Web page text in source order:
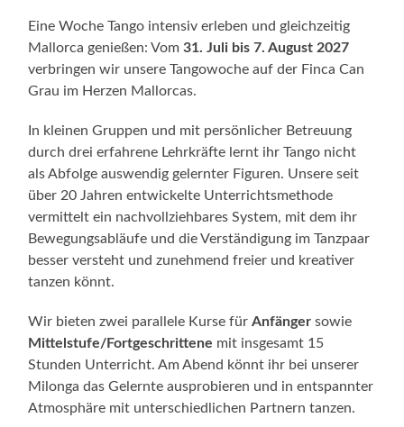
Eine Woche Tango intensiv erleben und gleichzeitig
Mallorca genießen: Vom31. Juli bis 7. August 2027
verbringen wir unsere Tangowoche auf der Finca Can
Grau im Herzen Mallorcas.
In kleinen Gruppen und mit persönlicher Betreuung
durch drei erfahrene Lehrkräfte lernt ihr Tango nicht
als Abfolge auswendig gelernter Figuren. Unsere seit
über 20 Jahren entwickelte Unterrichtsmethode
vermittelt ein nachvollziehbares System, mit dem ihr
Bewegungsabläufe und die Verständigung im Tanzpaar
besser versteht und zunehmend freier und kreativer
tanzen könnt.
Wir bieten zwei parallele Kurse fürAnfänger sowie
Mittelstufe/Fortgeschrittene mit insgesamt 15
Stunden Unterricht. Am Abend könnt ihr bei unserer
Milonga das Gelernte ausprobieren und in entspannter
Atmosphäre mit unterschiedlichen Partnern tanzen.